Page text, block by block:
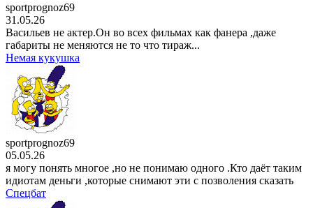
sportprognoz69
31.05.26
Васильев не актер.Он во всех фильмах как фанера ,даже
габариты не меняются не то что тираж...
Немая кукушка
sportprognoz69
05.05.26
я могу понять многое ,но не понимаю одного .Кто даёт таким
идиотам деньги ,которые снимают эти с позволения сказать
Спецбат